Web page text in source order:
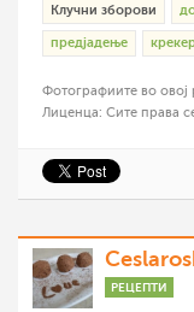
Клучни зборови
предјадење
Фотографиите во овој
Лиценца: Сите права
РЕЦЕПТИ